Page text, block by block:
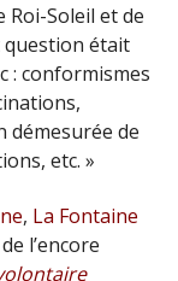
Roi-Soleil et de
question était
: conformismes
démesurée de
etc. »
, La Fontaine
l’encore